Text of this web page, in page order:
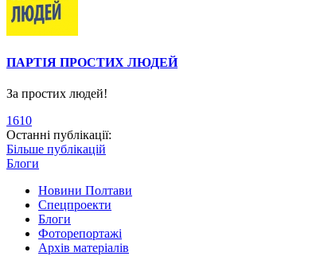
ПАРТІЯ ПРОСТИХ ЛЮДЕЙ
За простих людей!
1610
Останні публікації:
Більше публікацій
Блоги
Новини Полтави
Спецпроекти
Блоги
Фоторепортажі
Архів матеріалів